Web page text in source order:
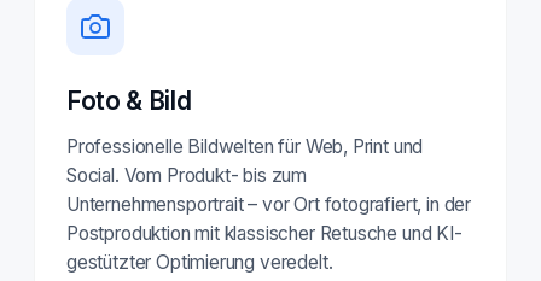
Foto & Bild
Professionelle Bildwelten für Web, Print und
Social. Vom Produkt- bis zum
Unternehmensportrait – vor Ort fotografiert, in der
Postproduktion mit klassischer Retusche und KI-
gestützter Optimierung veredelt.